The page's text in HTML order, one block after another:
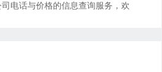
电话与价格的信息查询服务，欢